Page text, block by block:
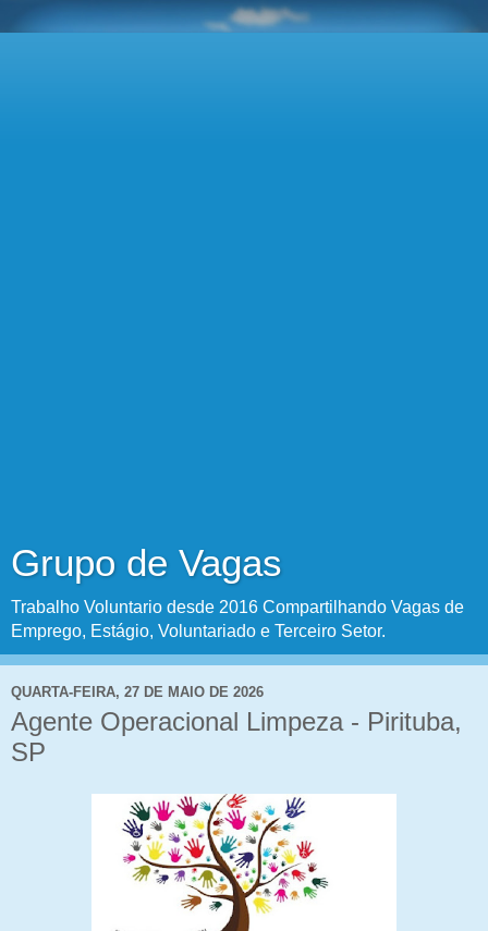
Grupo de Vagas
Trabalho Voluntario desde 2016 Compartilhando Vagas de
Emprego, Estágio, Voluntariado e Terceiro Setor.
QUARTA-FEIRA, 27 DE MAIO DE 2026
Agente Operacional Limpeza - Pirituba,
SP